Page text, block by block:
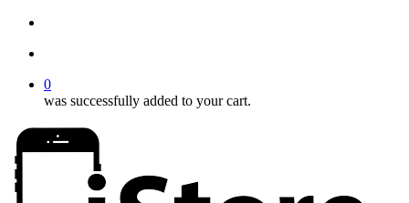
0
was successfully added to your cart.